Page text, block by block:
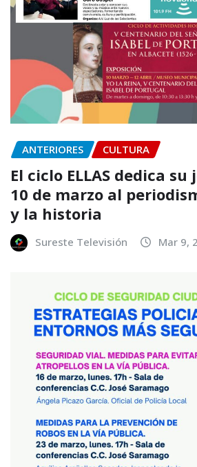
ANTERIORES CULTURA
El ciclo ELLAS dedica
10 de marzo al
y la historia
Sureste Televisión Mar 9,